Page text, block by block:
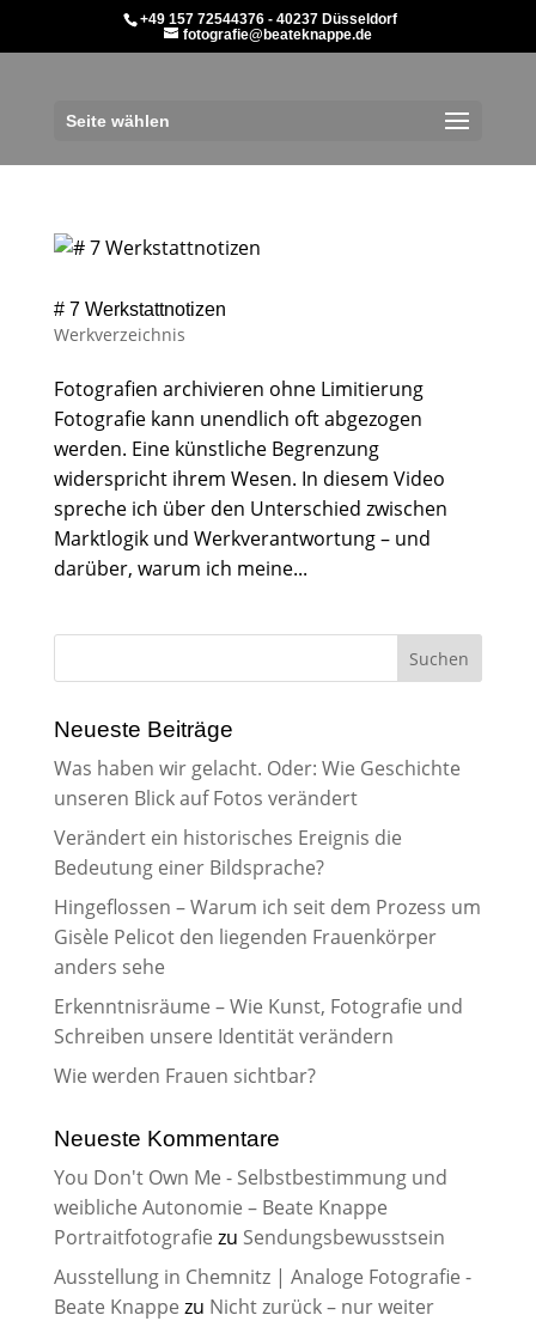
+49 157 72544376 - 40237 Düsseldorf
fotografie@beateknappe.de
Seite wählen
# 7 Werkstattnotizen
Werkverzeichnis
Fotografien archivieren ohne Limitierung
Fotografie kann unendlich oft abgezogen
werden. Eine künstliche Begrenzung
widerspricht ihrem Wesen. In diesem Video
spreche ich über den Unterschied zwischen
Marktlogik und Werkverantwortung – und
darüber, warum ich meine...
Neueste Beiträge
Was haben wir gelacht. Oder: Wie Geschichte
unseren Blick auf Fotos verändert
Verändert ein historisches Ereignis die
Bedeutung einer Bildsprache?
Hingeflossen – Warum ich seit dem Prozess um
Gisèle Pelicot den liegenden Frauenkörper
anders sehe
Erkenntnisräume – Wie Kunst, Fotografie und
Schreiben unsere Identität verändern
Wie werden Frauen sichtbar?
Neueste Kommentare
You Don't Own Me - Selbstbestimmung und
weibliche Autonomie – Beate Knappe
Portraitfotografie zu Sendungsbewusstsein
Ausstellung in Chemnitz | Analoge Fotografie -
Beate Knappe zu Nicht zurück – nur weiter